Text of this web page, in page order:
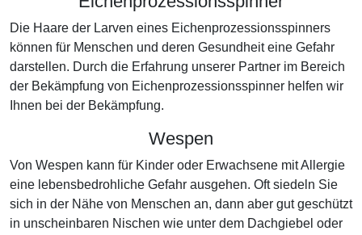
Die Haare der Larven eines Eichenprozessionsspinners
können für Menschen und deren Gesundheit eine Gefahr
darstellen. Durch die Erfahrung unserer Partner im Bereich
der Bekämpfung von Eichenprozessionsspinner helfen wir
Ihnen bei der Bekämpfung.
Wespen
Von Wespen kann für Kinder oder Erwachsene mit Allergie
eine lebensbedrohliche Gefahr ausgehen. Oft siedeln Sie
sich in der Nähe von Menschen an, dann aber gut geschützt
in unscheinbaren Nischen wie unter dem Dachgiebel oder